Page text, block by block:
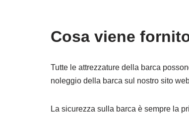
Cosa viene
Tutte le attrezzature della barca
noleggio della barca sul nostro sito
La sicurezza sulla barca è sempre la